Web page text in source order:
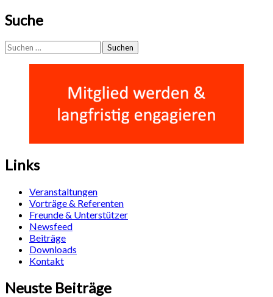
Suche
Suchen
nach:
Links
Veranstaltungen
Vorträge & Referenten
Freunde & Unterstützer
Newsfeed
Beiträge
Downloads
Kontakt
Neuste Beiträge